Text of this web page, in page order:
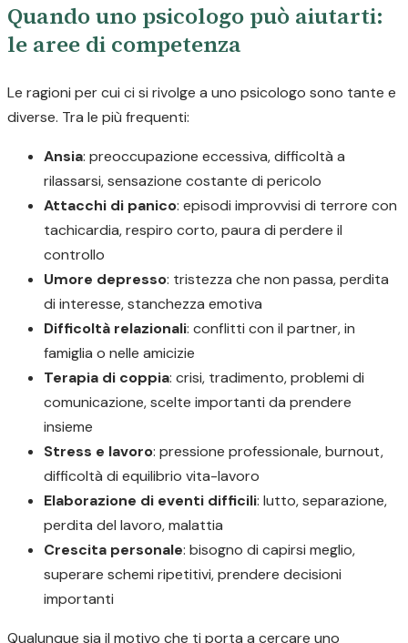
Quando uno psicologo può aiutarti:
le aree di competenza
Le ragioni per cui ci si rivolge a uno psicologo sono tante e
diverse. Tra le più frequenti:
Ansia: preoccupazione eccessiva, difficoltà a
rilassarsi, sensazione costante di pericolo
Attacchi di panico: episodi improvvisi di terrore con
tachicardia, respiro corto, paura di perdere il
controllo
Umore depresso: tristezza che non passa, perdita
di interesse, stanchezza emotiva
Difficoltà relazionali: conflitti con il partner, in
famiglia o nelle amicizie
Terapia di coppia: crisi, tradimento, problemi di
comunicazione, scelte importanti da prendere
insieme
Stress e lavoro: pressione professionale, burnout,
difficoltà di equilibrio vita-lavoro
Elaborazione di eventi difficili: lutto, separazione,
perdita del lavoro, malattia
Crescita personale: bisogno di capirsi meglio,
superare schemi ripetitivi, prendere decisioni
importanti
Qualunque sia il motivo che ti porta a cercare uno